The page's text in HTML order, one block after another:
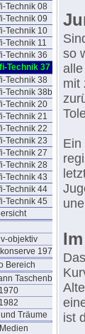
Technik 08
Technik 09
Technik 10
Technik 11
Technik 36
Technik 37
Technik 38
Technik 38b
Technik 20
Technik 21
Technik 22
Technik 23
Technik 27
Technik 28
Technik 43
Technik 44
Technik 45
objektiv
1979
Bereich
Taschenbuch
Träume
so
mit
Ein
ist